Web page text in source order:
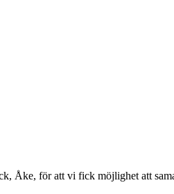
Åke, för att vi fick möjlighet att